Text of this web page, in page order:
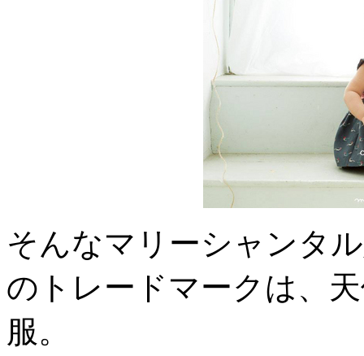
そんなマリーシャンタ
のトレードマークは、
服。